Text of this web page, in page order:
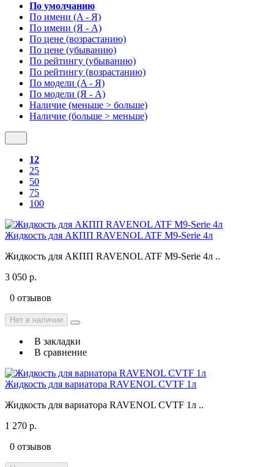
По умолчанию
По имени (A - Я)
По имени (Я - A)
По цене (возрастанию)
По цене (убыванию)
По рейтингу (убыванию)
По рейтингу (возрастанию)
По модели (A - Я)
По модели (Я - A)
Наличие (меньше > больше)
Наличие (больше > меньше)
12
25
50
75
100
Жидкость для АКПП RAVENOL ATF M9-Serie 4л
Жидкость для АКПП RAVENOL ATF M9-Serie 4л ..
3 050 р.
0 отзывов
Нет в наличии
В закладки
В сравнение
Жидкость для вариатора RAVENOL CVTF 1л
Жидкость для вариатора RAVENOL CVTF 1л ..
1 270 р.
0 отзывов